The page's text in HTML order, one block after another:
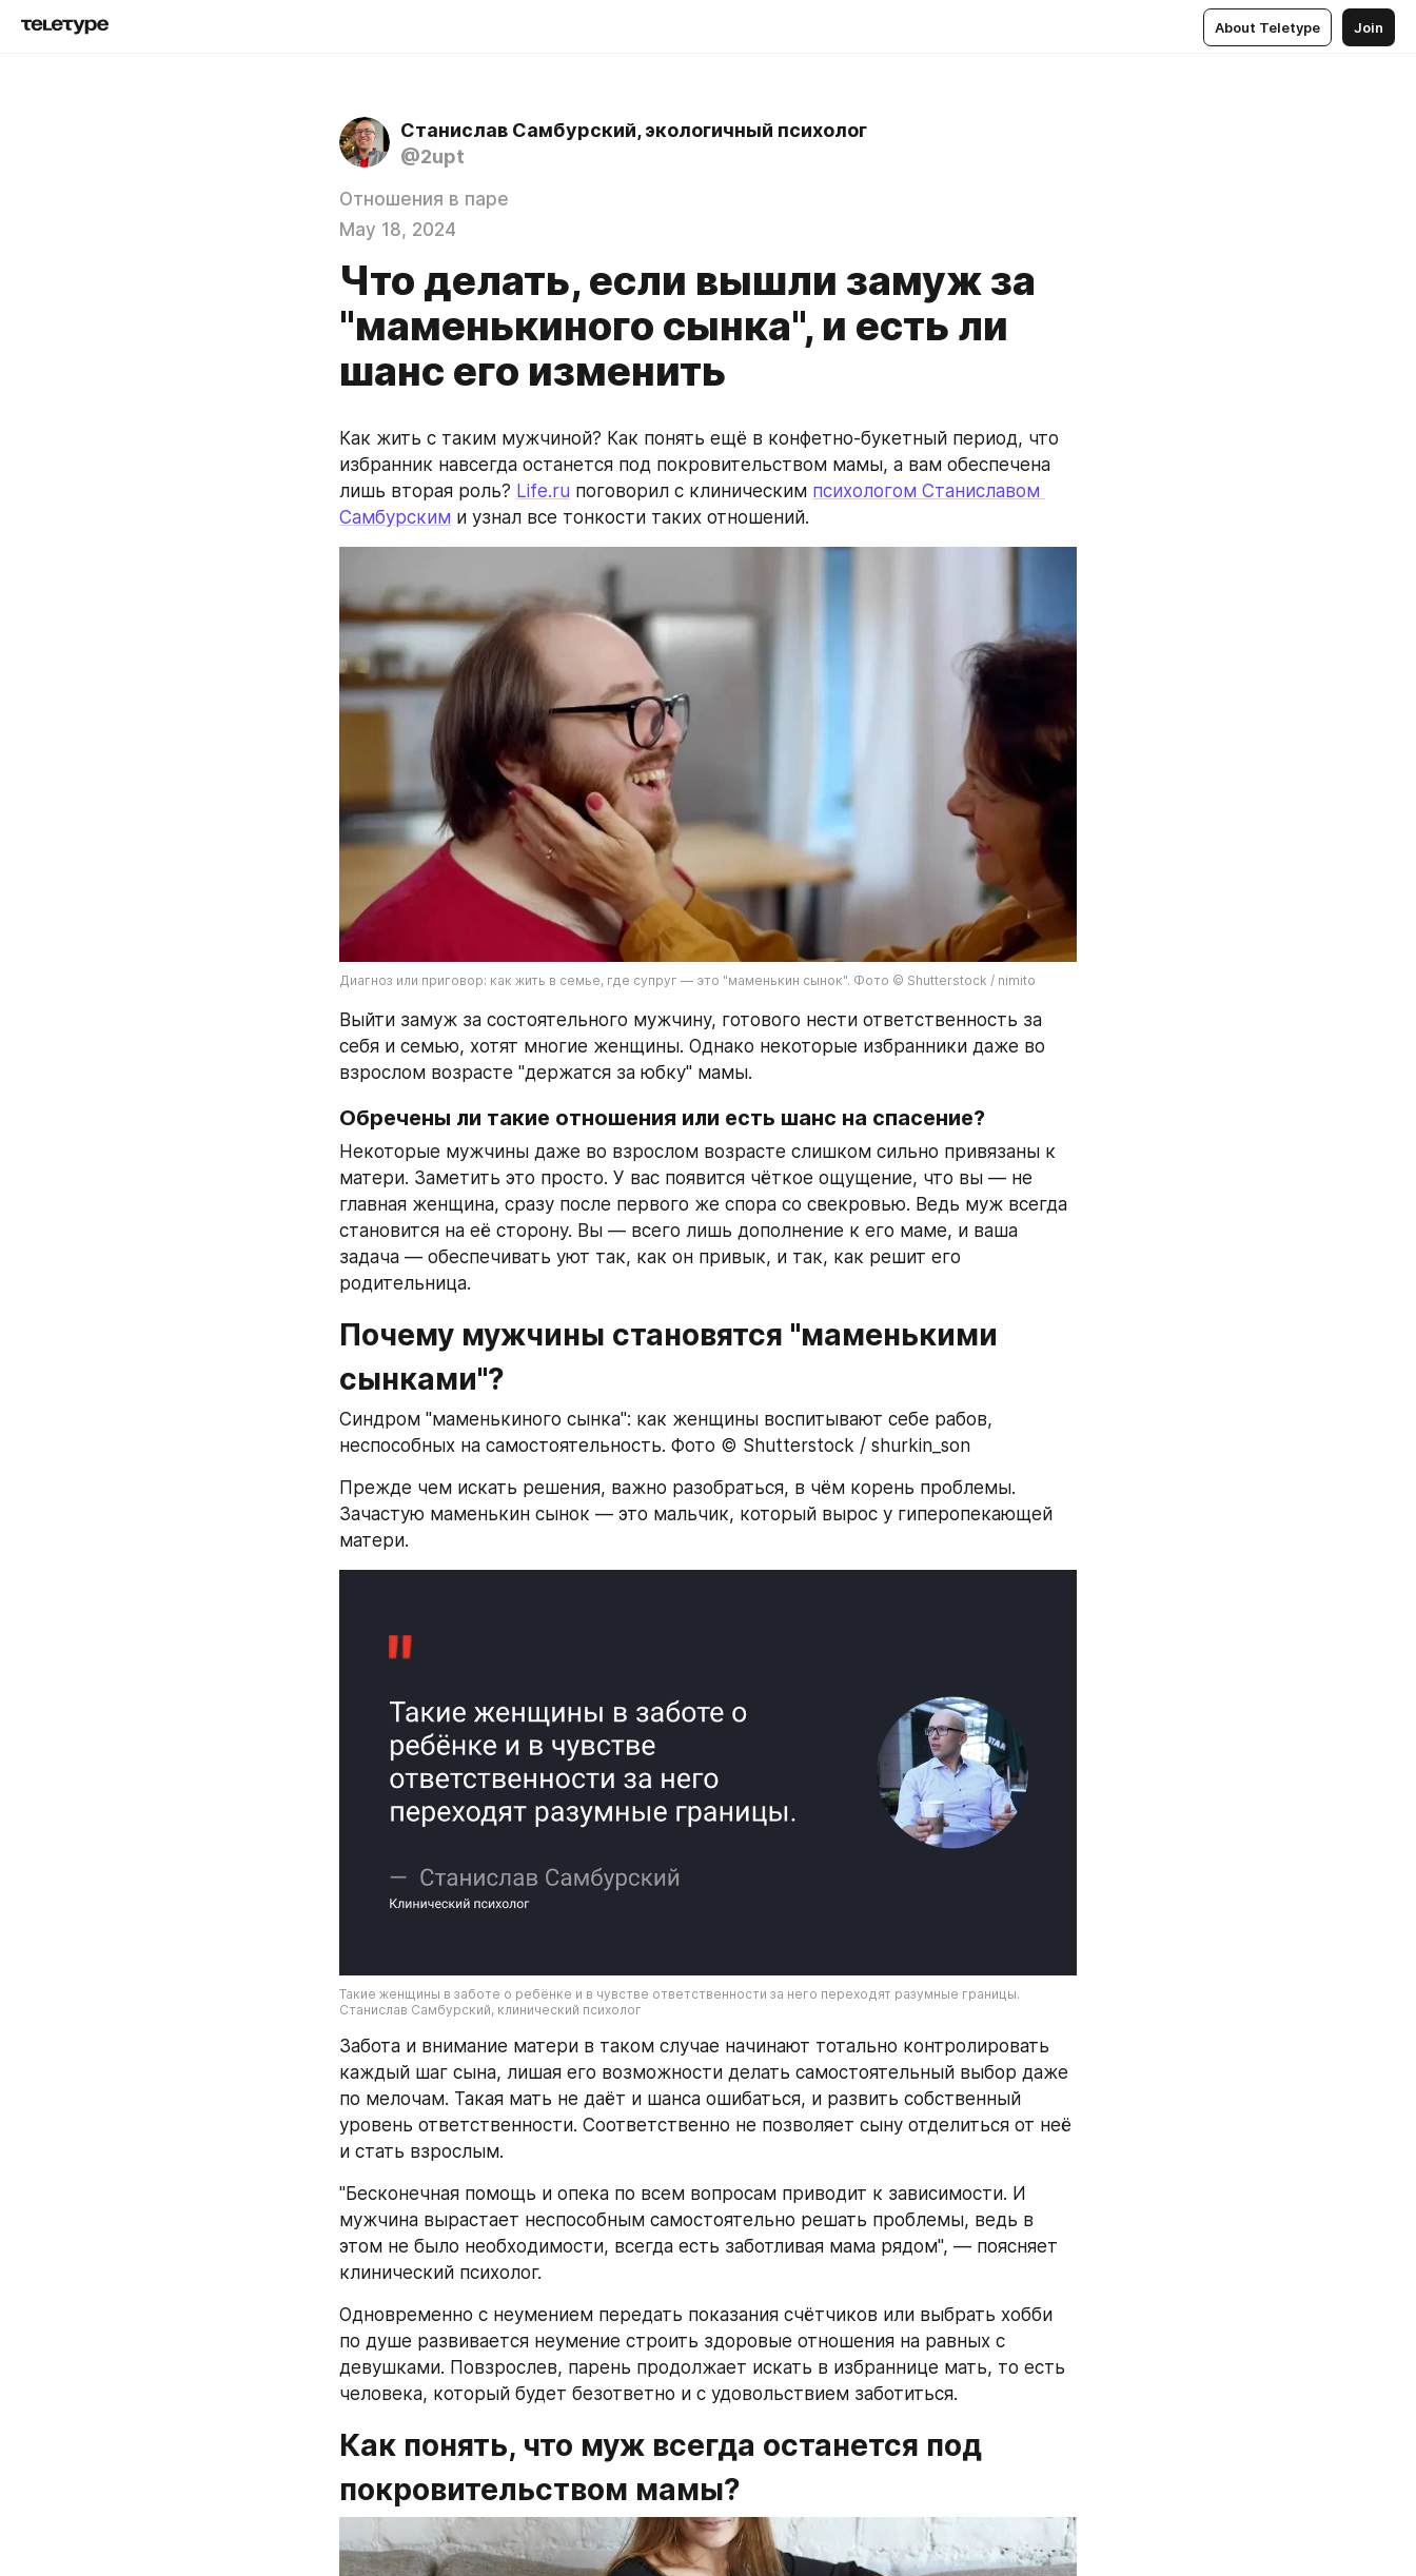
About Teletype Join
Станислав Самбурский, экологичный психолог
@2upt
Отношения в паре
May 18, 2024
Что делать, если вышли замуж за
"маменькиного сынка", и есть ли
шанс его изменить
Как жить с таким мужчиной? Как понять ещё в конфетно-букетный период, что
избранник навсегда останется под покровительством мамы, а вам обеспечена
лишь вторая роль? Life.ru поговорил с клиническим психологом Станиславом
Самбурским и узнал все тонкости таких отношений.
Диагноз или приговор: как жить в семье, где супруг — это "маменькин сынок". Фото © Shutterstock / nimito
Выйти замуж за состоятельного мужчину, готового нести ответственность за
себя и семью, хотят многие женщины. Однако некоторые избранники даже во
взрослом возрасте "держатся за юбку" мамы.
Обречены ли такие отношения или есть шанс на спасение?
Некоторые мужчины даже во взрослом возрасте слишком сильно привязаны к
матери. Заметить это просто. У вас появится чёткое ощущение, что вы — не
главная женщина, сразу после первого же спора со свекровью. Ведь муж всегда
становится на её сторону. Вы — всего лишь дополнение к его маме, и ваша
задача — обеспечивать уют так, как он привык, и так, как решит его
родительница.
Почему мужчины становятся "маменькими
сынками"?
Синдром "маменькиного сынка": как женщины воспитывают себе рабов,
неспособных на самостоятельность. Фото © Shutterstock / shurkin_son
Прежде чем искать решения, важно разобраться, в чём корень проблемы.
Зачастую маменькин сынок — это мальчик, который вырос у гиперопекающей
матери.
Такие женщины в заботе о ребёнке и в чувстве ответственности за него переходят разумные границы.
Станислав Самбурский, клинический психолог
Забота и внимание матери в таком случае начинают тотально контролировать
каждый шаг сына, лишая его возможности делать самостоятельный выбор даже
по мелочам. Такая мать не даёт и шанса ошибаться, и развить собственный
уровень ответственности. Соответственно не позволяет сыну отделиться от неё
и стать взрослым.
"Бесконечная помощь и опека по всем вопросам приводит к зависимости. И
мужчина вырастает неспособным самостоятельно решать проблемы, ведь в
этом не было необходимости, всегда есть заботливая мама рядом", — поясняет
клинический психолог.
Одновременно с неумением передать показания счётчиков или выбрать хобби
по душе развивается неумение строить здоровые отношения на равных с
девушками. Повзрослев, парень продолжает искать в избраннице мать, то есть
человека, который будет безответно и с удовольствием заботиться.
Как понять, что муж всегда останется под
покровительством мамы?